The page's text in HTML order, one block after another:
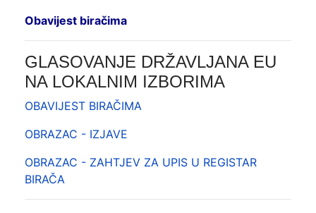
Obavijest biračima
GLASOVANJE DRŽAVLJANA EU
NA LOKALNIM IZBORIMA
OBAVIJEST BIRAČIMA
OBRAZAC - IZJAVE
OBRAZAC - ZAHTJEV ZA UPIS U REGISTAR
BIRAČA